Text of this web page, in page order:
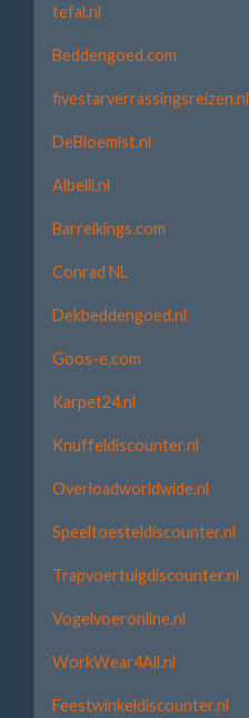
tefal.nl
Beddengoed.com
fivestarverrassingsreizen.nl
DeBloemist.nl
Albelli.nl
Barrelkings.com
Conrad NL
Dekbeddengoed.nl
Goos-e.com
Karpet24.nl
Knuffeldiscounter.nl
Overloadworldwide.nl
Speeltoesteldiscounter.nl
Trapvoertuigdiscounter.nl
Vogelvoeronline.nl
WorkWear4All.nl
Feestwinkeldiscounter.nl